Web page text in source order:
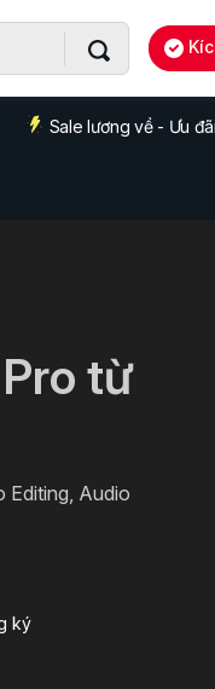
Sale lương về - Ưu
từ
Editing, Audio
ký